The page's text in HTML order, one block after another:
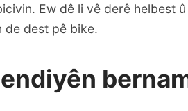
Ew dê li vê derê helbest
de dest pê bike.